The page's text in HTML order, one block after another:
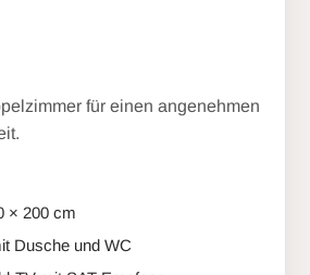
für einen angenehmen
× 200 cm
Dusche und WC